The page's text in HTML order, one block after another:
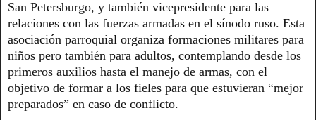
San Petersburgo, y también vicepresidente para las
relaciones con las fuerzas armadas en el sínodo ruso. Esta
asociación parroquial organiza formaciones militares para
niños pero también para adultos, contemplando desde los
primeros auxilios hasta el manejo de armas, con el
objetivo de formar a los fieles para que estuvieran “mejor
preparados” en caso de conflicto.